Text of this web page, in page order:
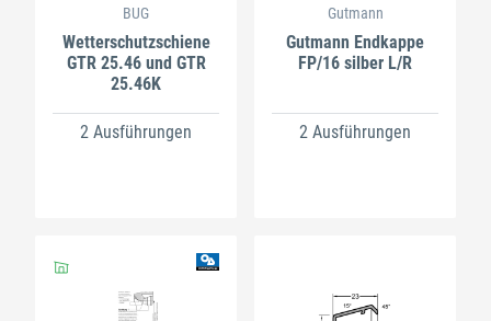
BUG
Wetterschutzschiene
GTR 25.46 und GTR
25.46K
2 Ausführungen
Gutmann
Gutmann Endkappe
FP/16 silber L/R
2 Ausführungen